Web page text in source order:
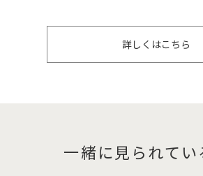
詳しくはこちら
一緒に見られてい